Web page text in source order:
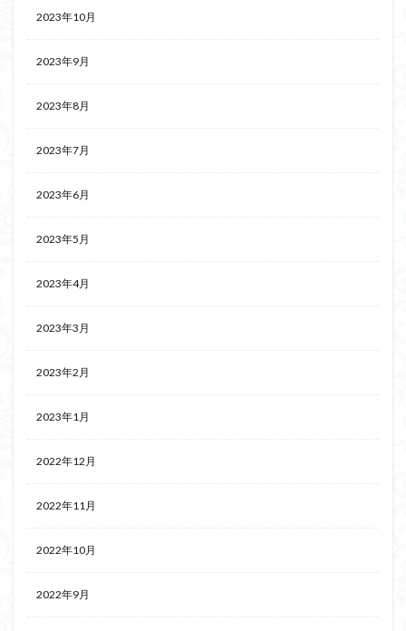
2023年10月
2023年9月
2023年8月
2023年7月
2023年6月
2023年5月
2023年4月
2023年3月
2023年2月
2023年1月
2022年12月
2022年11月
2022年10月
2022年9月